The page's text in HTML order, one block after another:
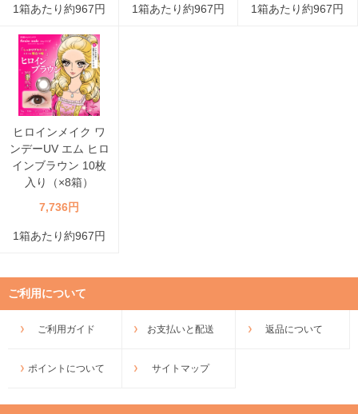
1箱あたり約967円 1箱あたり約967円 1箱あたり約967円
ヒロインメイク ワ
ンデーUV エム ヒロ
インブラウン 10枚
入り（×8箱）
7,736円
1箱あたり約967円
ご利用について
ご利用ガイド お支払いと配送 返品について
ポイントについて サイトマップ